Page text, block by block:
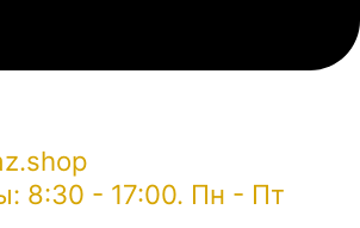
8:30 - 17:00. Пн - Пт